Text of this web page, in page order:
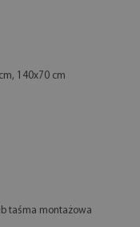
140x70 cm
taśma montażowa